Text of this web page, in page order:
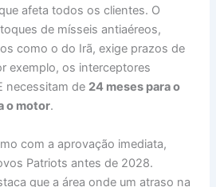
afeta todos os clientes. O
de mísseis antiaéreos,
como o do Irã, exige prazos de
exemplo, os interceptores
necessitam de 24 meses para o
o motor.
com a aprovação imediata,
Patriots antes de 2028.
que a área onde um atraso na